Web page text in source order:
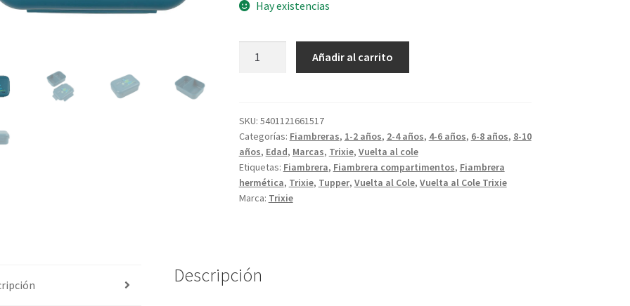
Hay existencias
Mr
Triceratops
cantidad
Añadir al carrito
SKU: 5401121661517
Categorías: Fiambreras, 1-2 años, 2-4 años, 4-6 años, 6-8 años, 8-10
años, Edad, Marcas, Trixie, Vuelta al cole
Etiquetas: Fiambrera, Fiambrera compartimentos, Fiambrera
hermética, Trixie, Tupper, Vuelta al Cole, Vuelta al Cole Trixie
Marca: Trixie
Descripción